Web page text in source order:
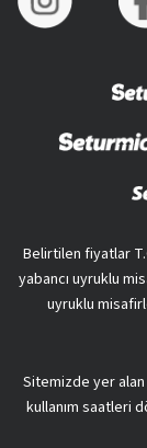
Belirtilen fiyatlar
yabancı uyruklu
uyruklu
Sitemizde yer
kullanım saatleri